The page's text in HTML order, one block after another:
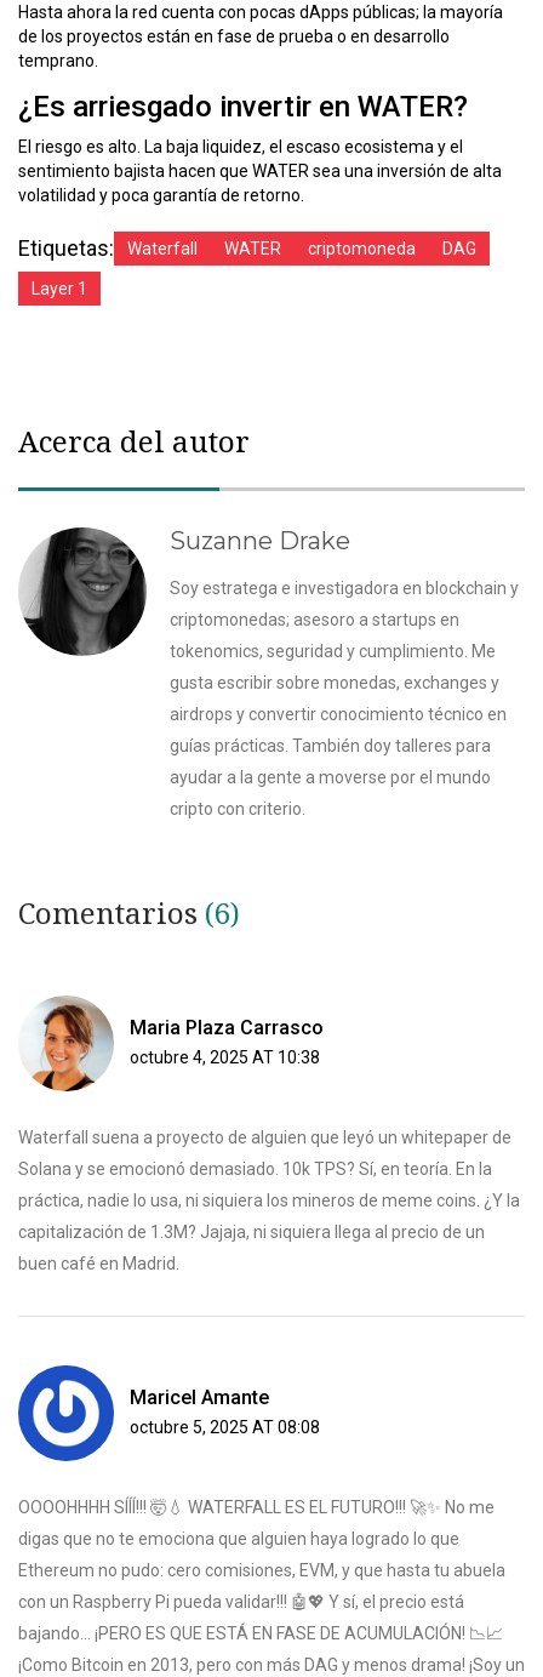
Hasta ahora la red cuenta con pocas dApps públicas; la mayoría
de los proyectos están en fase de prueba o en desarrollo
temprano.
¿Es arriesgado invertir en WATER?
El riesgo es alto. La baja liquidez, el escaso ecosistema y el
sentimiento bajista hacen que WATER sea una inversión de alta
volatilidad y poca garantía de retorno.
Etiquetas: Waterfall WATER criptomoneda DAG
Layer 1
Acerca del autor
Suzanne Drake
Soy estratega e investigadora en blockchain y
criptomonedas; asesoro a startups en
tokenomics, seguridad y cumplimiento. Me
gusta escribir sobre monedas, exchanges y
airdrops y convertir conocimiento técnico en
guías prácticas. También doy talleres para
ayudar a la gente a moverse por el mundo
cripto con criterio.
Comentarios (6)
Maria Plaza Carrasco
octubre 4, 2025 AT 10:38
Waterfall suena a proyecto de alguien que leyó un whitepaper de
Solana y se emocionó demasiado. 10k TPS? Sí, en teoría. En la
práctica, nadie lo usa, ni siquiera los mineros de meme coins. ¿Y la
capitalización de 1.3M? Jajaja, ni siquiera llega al precio de un
buen café en Madrid.
Maricel Amante
octubre 5, 2025 AT 08:08
OOOOHHHH SÍÍÍ!!! 🤯💧 WATERFALL ES EL FUTURO!!! 🚀✨ No me
digas que no te emociona que alguien haya logrado lo que
Ethereum no pudo: cero comisiones, EVM, y que hasta tu abuela
con un Raspberry Pi pueda validar!!! 🤖💖 Y sí, el precio está
bajando… ¡PERO ES QUE ESTÁ EN FASE DE ACUMULACIÓN! 📉📈
¡Como Bitcoin en 2013, pero con más DAG y menos drama! ¡Soy un